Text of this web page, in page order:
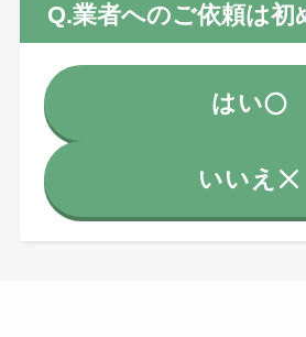
Q.業者へのご依頼は初
はい
いいえ